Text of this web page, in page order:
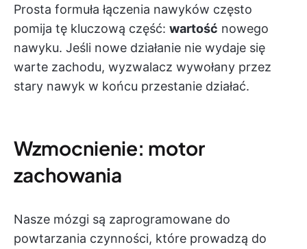
Prosta formuła łączenia nawyków często
pomija tę kluczową część: wartość nowego
nawyku. Jeśli nowe działanie nie wydaje się
warte zachodu, wyzwalacz wywołany przez
stary nawyk w końcu przestanie działać.
Wzmocnienie: motor
zachowania
Nasze mózgi są zaprogramowane do
powtarzania czynności, które prowadzą do